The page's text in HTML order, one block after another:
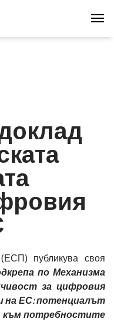
публикува своя
по Механизма
за цифровия
на ЕС: потенциалът
към потребностите